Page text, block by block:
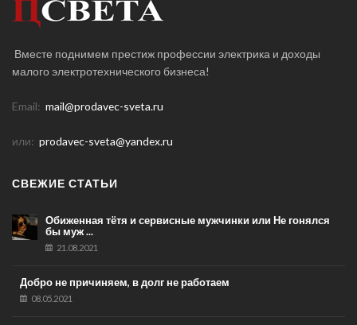
Вместе поднимем престиж профессии электрика и доходы
малого электротехнического бизнеса!
Email: mail@prodavec-sveta.ru
или: prodavec-sveta@yandex.ru
СВЕЖИЕ СТАТЬИ
Обиженная тётя и сервисные мужчинки или Не гонялся
бы муж ...
21.08.2021
Добро не причиняем, в долг не работаем
08.05.2021